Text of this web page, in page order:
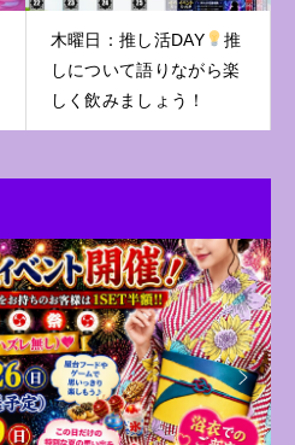
木曜日：推し活DAY
推
しについて語りながら楽
しく飲みましょう！